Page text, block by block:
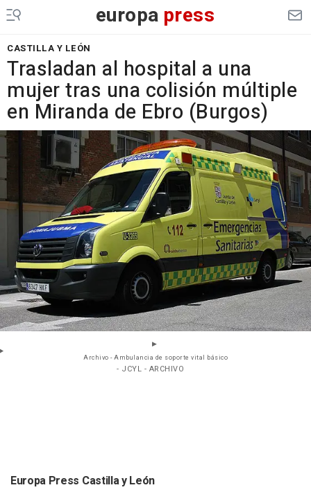
europa press
CASTILLA Y LEÓN
Trasladan al hospital a una
mujer tras una colisión múltiple
en Miranda de Ebro (Burgos)
Archivo - Ambulancia de soporte vital básico
- JCYL - ARCHIVO
Europa Press Castilla y León